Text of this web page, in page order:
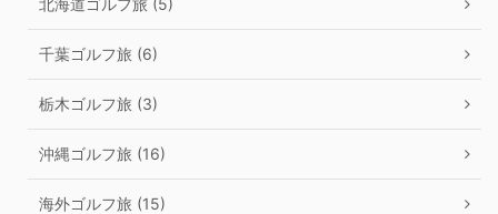
北海道ゴルフ旅 (5)
千葉ゴルフ旅 (6)
栃木ゴルフ旅 (3)
沖縄ゴルフ旅 (16)
海外ゴルフ旅 (15)